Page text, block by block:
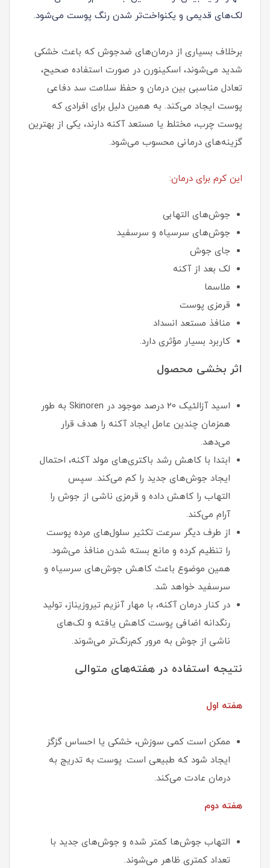
لک‌های قدیمی و یکنواخت‌تر شدن رنگ پوست می‌شود.
برخلاف بسیاری از درمان‌های ضدجوش که باعث خشکی
شدید می‌شوند، اسکینورن در صورت استفاده صحیح،
تعادل مناسبی بین درمان و حفظ سلامت سد دفاعی
پوست ایجاد می‌کند. به همین دلیل برای افرادی که
پوست چرب، مختلط یا مستعد آکنه دارند، یکی از بهترین
گزینه‌های درمانی محسوب می‌شود.
این کرم برای درمان:
جوش‌های التهابی
جوش‌های سرسیاه و سرسفید
جای جوش
لک بعد از آکنه
ملاسما
قرمزی پوست
منافذ مستعد انسداد
کاربرد بسیار مؤثری دارد.
اثر بخشی محصول
اسید آزالئیک 20 درصد موجود در Skinoren به طور
همزمان چندین عامل ایجاد آکنه را هدف قرار
می‌دهد.
ابتدا با کاهش رشد باکتری‌های مولد آکنه، احتمال
ایجاد جوش‌های جدید را کم می‌کند. سپس
التهاب را کاهش داده و قرمزی ناشی از جوش را
آرام می‌کند.
از طرف دیگر سرعت تکثیر سلول‌های مرده پوست
را تنظیم کرده و مانع بسته شدن منافذ می‌شود.
همین موضوع باعث کاهش جوش‌های سرسیاه و
سرسفید خواهد شد.
در کنار درمان آکنه، با مهار آنزیم تیروزیناز، تولید
رنگدانه اضافی پوست کاهش یافته و لک‌های
ناشی از جوش به مرور کم‌رنگ‌تر می‌شوند.
نتیجه استفاده در هفته‌های متوالی
هفته اول
ممکن است کمی سوزش، خشکی یا احساس گزگز
ایجاد شود که طبیعی است. پوست به تدریج به
درمان عادت می‌کند.
هفته دوم
التهاب جوش‌ها کمتر شده و جوش‌های جدید با
تعداد کمتری ظاهر می‌شوند.